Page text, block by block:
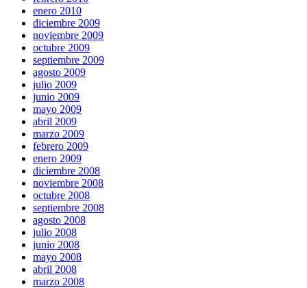
enero 2010
diciembre 2009
noviembre 2009
octubre 2009
septiembre 2009
agosto 2009
julio 2009
junio 2009
mayo 2009
abril 2009
marzo 2009
febrero 2009
enero 2009
diciembre 2008
noviembre 2008
octubre 2008
septiembre 2008
agosto 2008
julio 2008
junio 2008
mayo 2008
abril 2008
marzo 2008